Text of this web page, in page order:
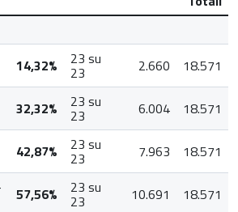
14,32% 23 su
23 2.660
18.571
32,32% 23 su
23 6.004
18.571
42,87% 23 su
23 7.963
18.571
57,56% 23 su
23 10.691
18.571